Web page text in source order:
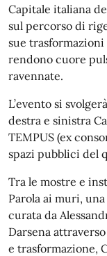
Capitale italiana
sul percorso di
sue
rendono cuore
ravennate.
L’evento si
destra e sinistra
TEMPUS (ex
spazi pubblici del
Tra le mostre e
Parola ai muri,
curata da
Darsena
e trasformazione,